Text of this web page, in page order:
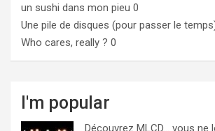
un sushi dans mon pieu 0
Une pile de disques (pour passer le
Who cares, really ? 0
I'm popular
Découvrez MLCD… vous ne